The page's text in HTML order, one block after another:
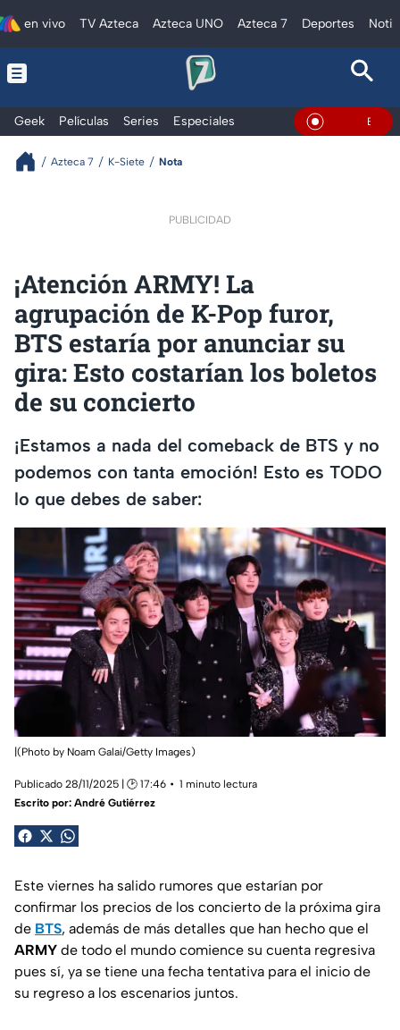
en vivo TV Azteca Azteca UNO Azteca 7 Deportes
Geek Películas Series Especiales En Vivo
Azteca 7 K-Siete Nota
PUBLICIDAD
¡Atención ARMY! La
agrupación de K-Pop furor,
BTS estaría por anunciar su
gira: Esto costarían los boletos
de su concierto
¡Estamos a nada del comeback de BTS y no
podemos con tanta emoción! Esto es TODO
lo que debes de saber:
|(Photo by Noam Galai/Getty Images)
Publicado 28/11/2025 | 🕑 17:46
1 minuto lectura
Escrito por: André Gutiérrez
Este viernes ha salido rumores que estarían por
confirmar los precios de los concierto de la próxima gira
de BTS, además de más detalles que han hecho que el
ARMY de todo el mundo comience su cuenta regresiva
pues sí, ya se tiene una fecha tentativa para el inicio de
su regreso a los escenarios juntos.